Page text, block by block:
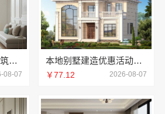
海南万赢饰家新型建筑材料有限公司擅长水电规整
08-07
本地别墅建造优惠活动抗震防风，重庆御墅建筑材料有限公司
￥77.12 2026-08-07